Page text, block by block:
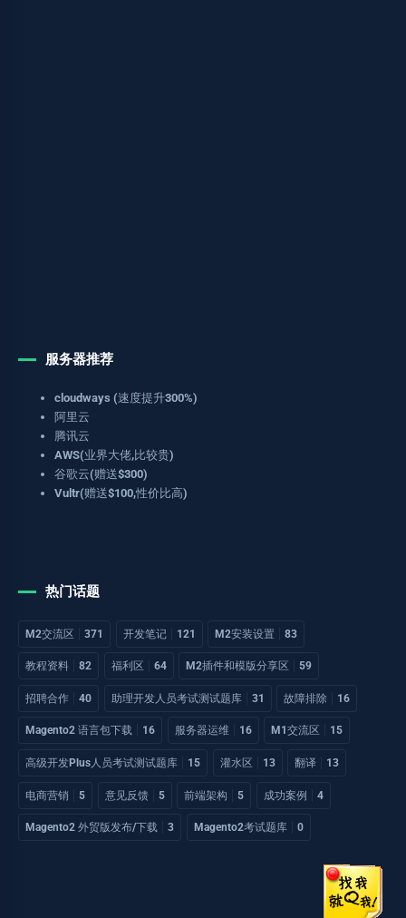
服务器推荐
cloudways (速度提升300%)
阿里云
腾讯云
AWS(业界大佬,比较贵)
谷歌云(赠送$300)
Vultr(赠送$100,性价比高)
热门话题
M2交流区 371 开发笔记 121 M2安装设置 83
教程资料 82 福利区 64 M2插件和模版分享区 59
招聘合作 40 助理开发人员考试测试题库 31 故障排除 16
Magento2 语言包下载 16 服务器运维 16 M1交流区 15
高级开发Plus人员考试测试题库 15 灌水区 13 翻译 13
电商营销 5 意见反馈 5 前端架构 5 成功案例 4
Magento2 外贸版发布/下载 3 Magento2考试题库 0